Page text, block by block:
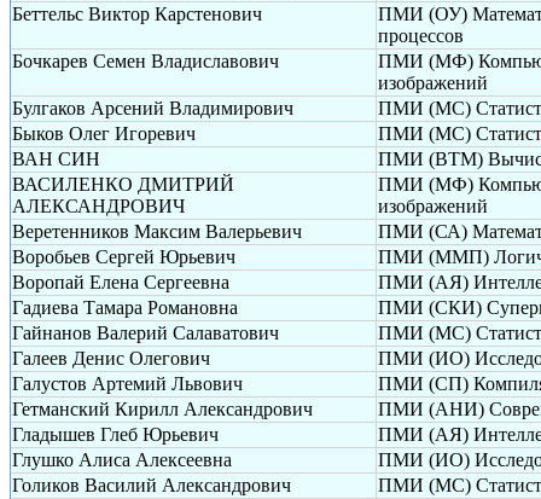
Беттельс Виктор Карстенович
ПМИ (ОУ)
процессов
Бочкарев Семен Владиславович
ПМИ (МФ)
изображений
Булгаков Арсений Владимирович
ПМИ (МС)
Быков Олег Игоревич
ПМИ (МС)
ВАН СИН
ПМИ (ВТМ)
ВАСИЛЕНКО ДМИТРИЙ
АЛЕКСАНДРОВИЧ
ПМИ (МФ)
изображений
Веретенников Максим Валерьевич
ПМИ (СА)
Воробьев Сергей Юрьевич
ПМИ (ММП)
Воропай Елена Сергеевна
ПМИ (АЯ)
Гадиева Тамара Романовна
ПМИ (СКИ)
Гайнанов Валерий Салаватович
ПМИ (МС)
Галеев Денис Олегович
ПМИ (ИО)
Галустов Артемий Львович
ПМИ (СП)
Гетманский Кирилл Александрович
ПМИ (АНИ)
Гладышев Глеб Юрьевич
ПМИ (АЯ)
Глушко Алиса Алексеевна
ПМИ (ИО)
Голиков Василий Александрович
ПМИ (МС)